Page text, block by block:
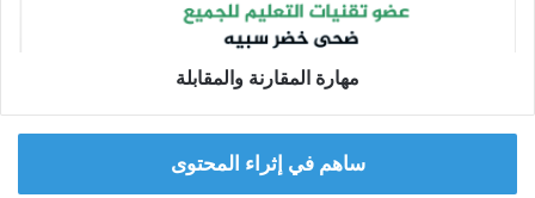
مهارة المقارنة والمقابلة
ساهم في إثراء المحتوى